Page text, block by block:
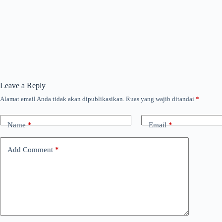
Leave a Reply
Alamat email Anda tidak akan dipublikasikan. Ruas yang wajib ditandai *
Name* Email*
Add Comment *